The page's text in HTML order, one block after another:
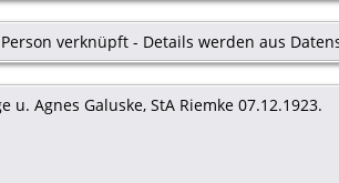
verknüpft - Details werden aus
Agnes Galuske, StA Riemke 07.12.1923.